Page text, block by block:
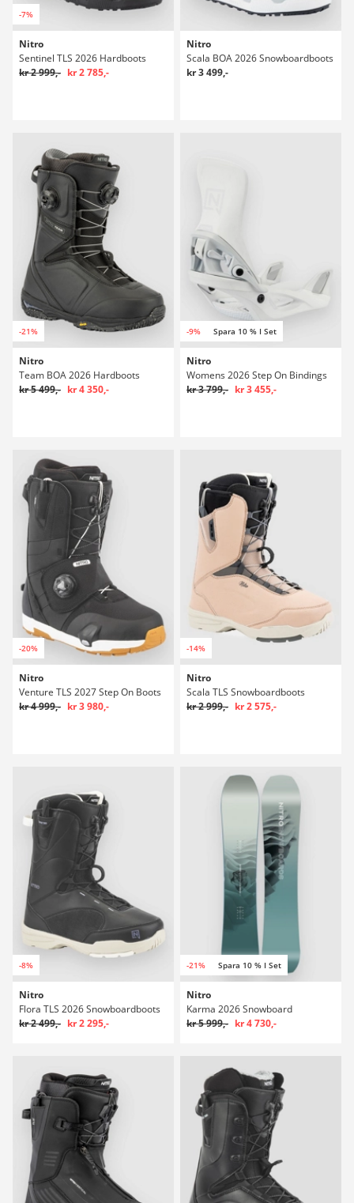
-7%
Nitro
Sentinel TLS 2026 Hardboots
kr 2 999,- kr 2 785,-
Nitro
Scala BOA 2026 Snowboardboots
kr 3 499,-
-21%
Nitro
Team BOA 2026 Hardboots
kr 5 499,- kr 4 350,-
-9% Spara 10 % I Set
Nitro
Womens 2026 Step On Bindings
kr 3 799,- kr 3 455,-
-20%
Nitro
Venture TLS 2027 Step On Boots
kr 4 999,- kr 3 980,-
-14%
Nitro
Scala TLS Snowboardboots
kr 2 999,- kr 2 575,-
-8%
Nitro
Flora TLS 2026 Snowboardboots
kr 2 499,- kr 2 295,-
-21% Spara 10 % I Set
Nitro
Karma 2026 Snowboard
kr 5 999,- kr 4 730,-